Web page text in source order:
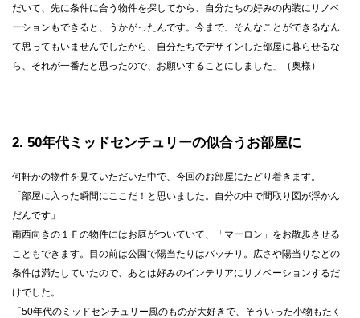
だいて、先に条件に合う物件を探してから、自分たちの好みの内装にリノベ
ーションもできると、うかがったんです。今まで、そんなことができるなん
て思ってもいませんでしたから、自分たちでデザインした部屋に暮らせるな
ら、それが一番だと思ったので、お願いすることにしました」（奥様）
2 50年代ミッドセンチュリーの似合うお部屋に
何軒かの物件を見ていただいた中で、今回のお部屋にたどり着きます。
「部屋に入った瞬間にここだ！と思いました。自分の中で間取り図が浮かん
だんです」
南西向きの１Ｆの物件にはお庭がついていて、「マーロン」をお散歩させる
こともできます。目の前は公園で陽当たりはバッチリ。広さや陽当りなどの
条件は満たしていたので、あとは好みのインテリアにリノベーションするだ
けでした。
「50年代のミッドセンチュリー風のものが大好きで、そういった小物もたく